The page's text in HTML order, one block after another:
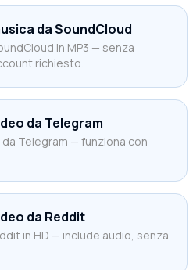
da SoundCloud
in MP3 — senza
richiesto.
da Telegram
Telegram — funziona con
da Reddit
in HD — include audio, senza